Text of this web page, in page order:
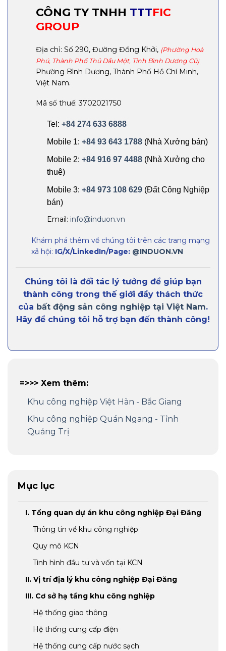
CÔNG TY TNHH TTTFIC
GROUP
Địa chỉ: Số 290, Đường Đồng Khởi, (Phường Hoà
Phú, Thành Phố Thủ Dầu Một, Tỉnh Bình Dương Cũ)
Phường Bình Dương, Thành Phố Hồ Chí Minh,
Việt Nam.
Mã số thuế: 3702021750
Tel: +84 274 633 6888
Mobile 1: +84 93 643 1788 (Nhà Xưởng bán)
Mobile 2: +84 916 97 4488 (Nhà Xưởng cho
thuê)
Mobile 3: +84 973 108 629 (Đất Công Nghiệp
bán)
Email: info@induon.vn
Khám phá thêm về chúng tôi trên các trang mạng
xã hội: IG/X/LinkedIn/Page: @INDUON.VN
Chúng tôi là đối tác lý tưởng để giúp bạn
thành công trong thế giới đầy thách thức
của bất động sản công nghiệp tại Việt Nam.
Hãy để chúng tôi hỗ trợ bạn đến thành công!
=>>> Xem thêm:
Khu công nghiệp Việt Hàn - Bắc Giang
Khu công nghiệp Quán Ngang - Tỉnh
Quảng Trị
Mục lục
I. Tổng quan dự án khu công nghiệp Đại Đăng
Thông tin về khu công nghiệp
Quy mô KCN
Tình hình đầu tư và vốn tại KCN
II. Vị trí địa lý khu công nghiệp Đại Đăng
III. Cơ sở hạ tầng khu công nghiệp
Hệ thống giao thông
Hệ thống cung cấp điện
Hệ thống cung cấp nước sạch